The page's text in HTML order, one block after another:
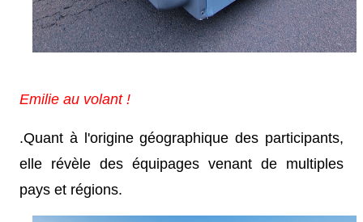
Emilie au volant !
.Quant à l'origine géographique des participants,
elle révèle des équipages venant de multiples
pays et régions.